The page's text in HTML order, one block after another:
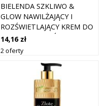
BIELENDA SZKLIWO &
GLOW NAWILŻAJĄCY I
ROZŚWIETLAJĄCY KREM DO
TWARZY DO SKÓRY SUCHEJ
50 ML
14,16 zł
2 oferty